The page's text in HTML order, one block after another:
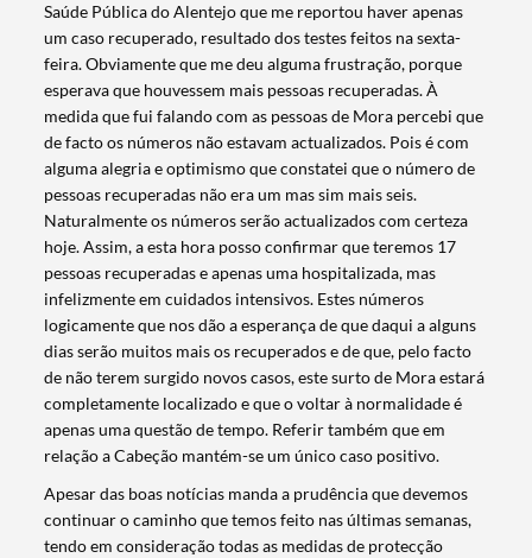
Saúde Pública do Alentejo que me reportou haver apenas
um caso recuperado, resultado dos testes feitos na sexta-
feira. Obviamente que me deu alguma frustração, porque
esperava que houvessem mais pessoas recuperadas. À
medida que fui falando com as pessoas de Mora percebi que
de facto os números não estavam actualizados. Pois é com
alguma alegria e optimismo que constatei que o número de
pessoas recuperadas não era um mas sim mais seis.
Naturalmente os números serão actualizados com certeza
hoje. Assim, a esta hora posso confirmar que teremos 17
pessoas recuperadas e apenas uma hospitalizada, mas
infelizmente em cuidados intensivos. Estes números
logicamente que nos dão a esperança de que daqui a alguns
dias serão muitos mais os recuperados e de que, pelo facto
de não terem surgido novos casos, este surto de Mora estará
completamente localizado e que o voltar à normalidade é
apenas uma questão de tempo. Referir também que em
relação a Cabeção mantém-se um único caso positivo.
Apesar das boas notícias manda a prudência que devemos
continuar o caminho que temos feito nas últimas semanas,
tendo em consideração todas as medidas de protecção